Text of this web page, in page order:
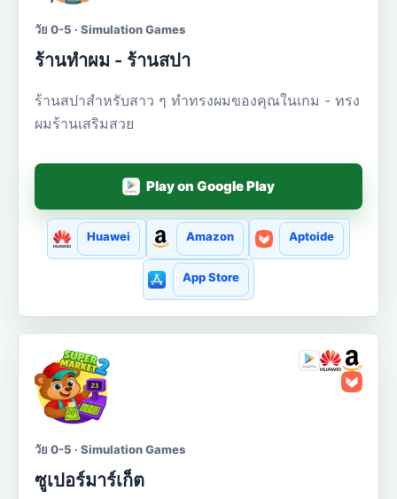
วัย 0-5 · Simulation Games
ร้านทำผม - ร้านสปา
ร้านสปาสำหรับสาว ๆ ทำทรงผมของคุณในเกม - ทรง
ผมร้านเสริมสวย
Play on Google Play
Huawei Amazon Aptoide
App Store
วัย 0-5 · Simulation Games
ซูเปอร์มาร์เก็ต